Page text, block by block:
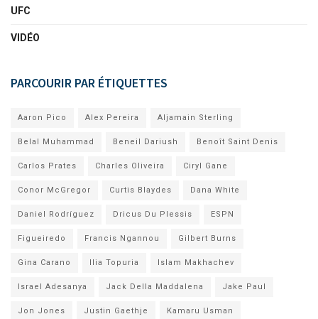
UFC
VIDÉO
PARCOURIR PAR ÉTIQUETTES
Aaron Pico Alex Pereira Aljamain Sterling
Belal Muhammad Beneil Dariush Benoît Saint Denis
Carlos Prates Charles Oliveira Ciryl Gane
Conor McGregor Curtis Blaydes Dana White
Daniel Rodríguez Dricus Du Plessis ESPN
Figueiredo Francis Ngannou Gilbert Burns
Gina Carano Ilia Topuria Islam Makhachev
Israel Adesanya Jack Della Maddalena Jake Paul
Jon Jones Justin Gaethje Kamaru Usman